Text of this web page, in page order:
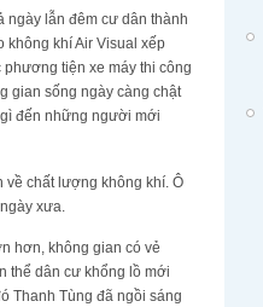
ngày lẫn đêm cư dân thành
không khí Air Visual xếp
tiện xe máy thi công
gian sống ngày càng chật
đến những người mới
về chất lượng không khí. Ô
xưa.
hơn, không gian có vẻ
thể dân cư khổng lồ mới
Thanh Tùng đã ngồi sáng